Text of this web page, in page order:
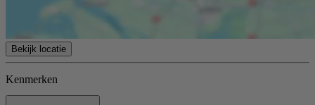
Bekijk locatie
Kenmerken